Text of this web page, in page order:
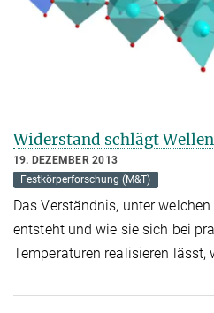
Widerstand schlägt Wellen
19. DEZEMBER 2013
Festkörperforschung (M&T)
Das Verständnis, unter
entsteht und wie sie sich bei
Temperaturen realisieren lässt,